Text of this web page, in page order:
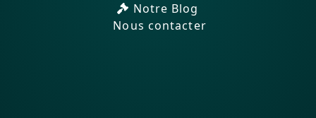
Notre Blog
Nous contacter